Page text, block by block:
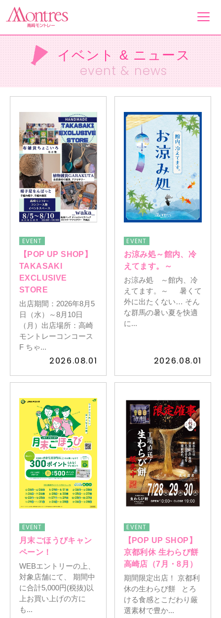
フロアガイド
ショップ一覧
イベント&ニュース
ショップニュース
営業案内・アクセス
採用情報
イベントスケジュール
よくある質問
お問い合わせ
Select Language ▼
会社情報 個人情報保護方針
イベント & ニュース
event & news
EVENT
【POP UP SHOP】
TAKASAKI
EXCLUSIVE
STORE
出店期間：2026年8月5
日（水）～8月10日
（月）出店場所：高崎
モントレーコンコース
F ちゃ...
2026.08.01
EVENT
お涼み処～館内、冷
えてます。～
お涼み処 ～館内、冷
えてます。～ 暑くて
外に出たくない… そん
な群馬の暑い夏を快適
に...
2026.08.01
EVENT
月末ごほうびキャン
ペーン！
WEBエントリーの上、
対象店舗にて、 期間中
に合計5,000円(税抜)以
上お買い上げの方に
も...
EVENT
【POP UP SHOP】
京都利休 生わらび餅
高崎店（7月・8月）
期間限定出店！ 京都利
休の生わらび餅 とろ
ける食感とこだわり厳
選素材で豊か...